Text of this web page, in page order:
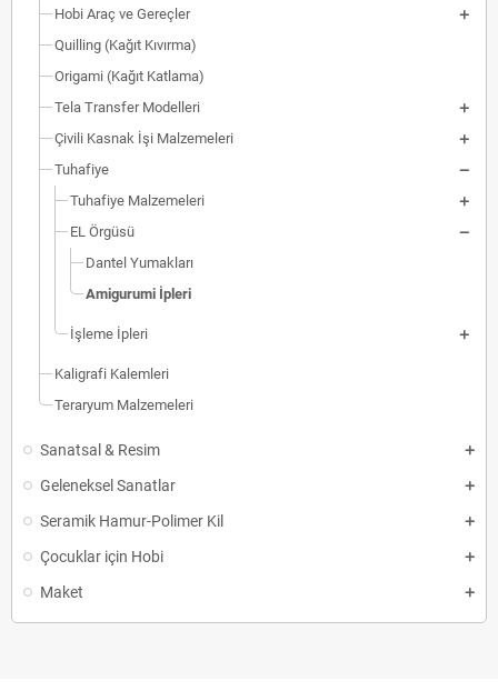
Hobi Araç ve Gereçler
Quilling (Kağıt Kıvırma)
Origami (Kağıt Katlama)
Tela Transfer Modelleri
Çivili Kasnak İşi Malzemeleri
Tuhafiye
Tuhafiye Malzemeleri
EL Örgüsü
Dantel Yumakları
Amigurumi İpleri
İşleme İpleri
Kaligrafi Kalemleri
Teraryum Malzemeleri
Sanatsal & Resim
Geleneksel Sanatlar
Seramik Hamur-Polimer Kil
Çocuklar için Hobi
Maket